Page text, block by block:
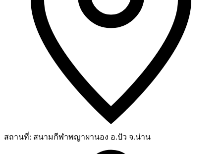
สถานที่: สนามกีฬาพญาผานอง อ.ปัว จ.น่าน